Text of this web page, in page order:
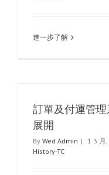
進一步了解
訂單及付運管
展開
By Wed Admin | 1 3 月
History-TC